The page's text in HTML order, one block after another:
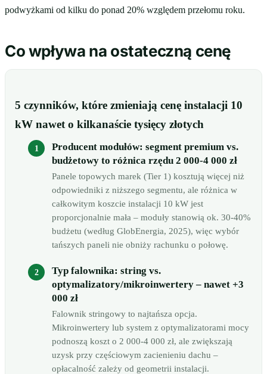
podwyżkami od kilku do ponad 20% względem przełomu roku.
Co wpływa na ostateczną cenę
5 czynników, które zmieniają cenę instalacji 10
kW nawet o kilkanaście tysięcy złotych
Producent modułów: segment premium vs.
budżetowy to różnica rzędu 2 000-4 000 zł
Panele topowych marek (Tier 1) kosztują więcej niż
odpowiedniki z niższego segmentu, ale różnica w
całkowitym koszcie instalacji 10 kW jest
proporcjonalnie mała – moduły stanowią ok. 30-40%
budżetu (według GlobEnergia, 2025), więc wybór
tańszych paneli nie obniży rachunku o połowę.
Typ falownika: string vs.
optymalizatory/mikroinwertery – nawet +3
000 zł
Falownik stringowy to najtańsza opcja.
Mikroinwertery lub system z optymalizatorami mocy
podnoszą koszt o 2 000-4 000 zł, ale zwiększają
uzysk przy częściowym zacienieniu dachu –
opłacalność zależy od geometrii instalacji.